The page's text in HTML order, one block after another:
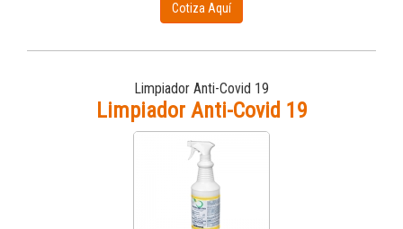
Cotiza Aquí
Limpiador Anti-Covid 19
Limpiador Anti-Covid 19